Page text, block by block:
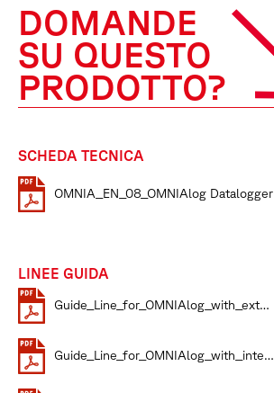
DOMANDE
SU QUESTO
PRODOTTO?
SCHEDA TECNICA
OMNIA_EN_08_OMNIAlog Datalogger
LINEE GUIDA
Guide_Line_for_OMNIAlog_with_extern
Guide_Line_for_OMNIAlog_with_intern